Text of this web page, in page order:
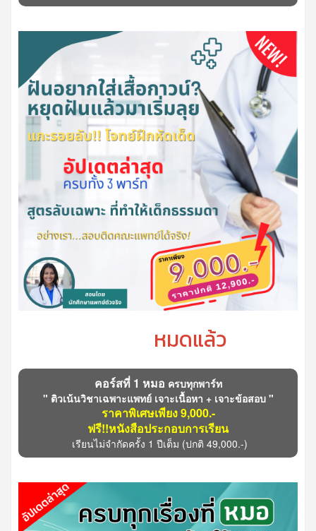
หมดแล้ว
คอร์สที่ 1 หมอ ครบทุกพาร์ท
" ติวเน้นวิชาเฉพาะแพทย์ เจาะเนื้อหา + เจาะข้อสอบ "
ราคาพิเศษเพียง 9,000.-
ฟรี!!หนังสือประกอบการเรียน
เรียนไม่จำกัดครั้ง 1 ปีเต็ม (ปกติ 49,000.-)